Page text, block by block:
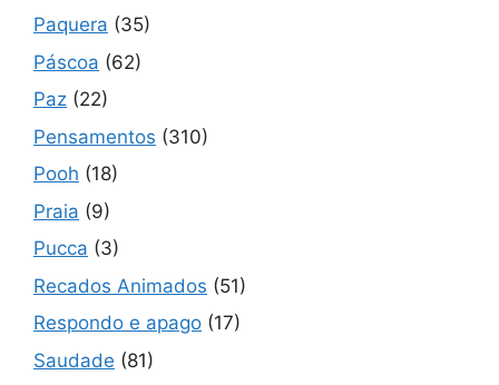
Paquera (35)
Páscoa (62)
Paz (22)
Pensamentos (310)
Pooh (18)
Praia (9)
Pucca (3)
Recados Animados (51)
Respondo e apago (17)
Saudade (81)